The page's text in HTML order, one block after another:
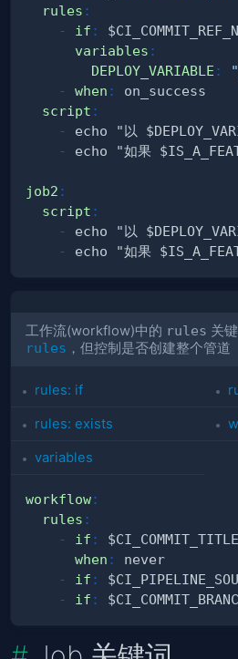
rules :
-
if :
variables :
DEPLOY_VARIABLE :
-
when :
script :
-
-
job2 :
script :
-
-
工作流(workflow)中的 rules 关
rules ，但控制是否创建整个管道
rules: if
rules: exists
variables
workflow:
rules :
-
if :
when :
-
if :
-
if :